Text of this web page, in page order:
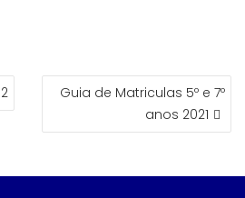
Guia de Matriculas 5º e 7º
anos 2021